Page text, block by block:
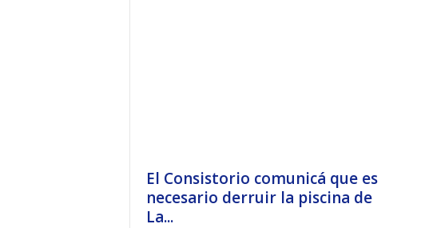
El Consistorio comunicá que es
necesario derruir la piscina de
La...